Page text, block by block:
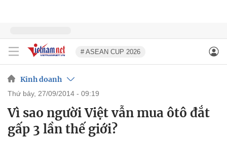
# ASEAN CUP 2026
Kinh doanh
thứ bảy, 27/09/2014 - 09:19
Vì sao người Việt vẫn mua ôtô đắt
gấp 3 lần thế giới?